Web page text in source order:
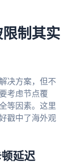
制其实
决方案，但不
考虑节点覆
等因素。这里
戳中了海外观
延迟